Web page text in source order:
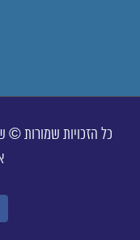
כל הזכויות שמורות ©